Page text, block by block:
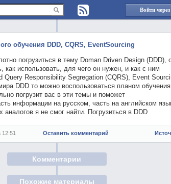
Войти
обучения DDD, CQRS, EventSourcing
погрузиться в тему Doman Driven Design (DDD),
как использовать, для чего он нужен, и как с ним
Query Responsibility Segregation (CQRS), Event
DDD то можно воспользоваться планом
погрузит вас в эти темы и поможет
информации на русском, часть на английском
аналогов я не смог найти. Погрузиться в DDD
Оставить комментарий
Комментарии
Похожие материалы